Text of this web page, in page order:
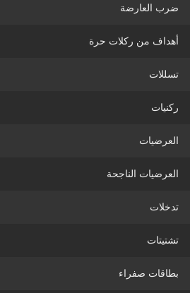
ضرب العارضة
أهداف من ركلات حرة
تسللات
ركنيات
العرضيات
العرضيات الناجحة
تدخلات
تشتيتات
بطاقات صفراء